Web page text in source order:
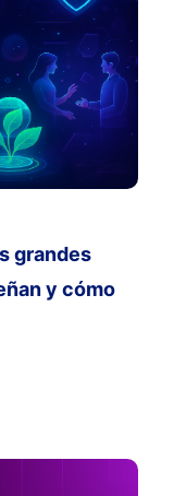
grandes
y cómo